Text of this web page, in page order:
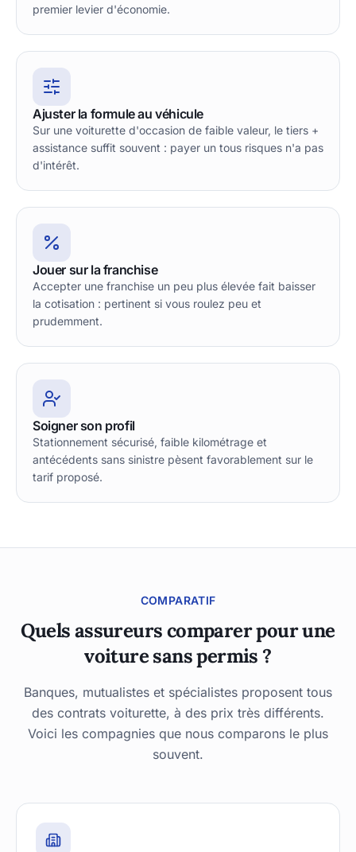
premier levier d'économie.
Ajuster la formule au véhicule
Sur une voiturette d'occasion de faible valeur, le tiers +
assistance suffit souvent : payer un tous risques n'a pas
d'intérêt.
Jouer sur la franchise
Accepter une franchise un peu plus élevée fait baisser
la cotisation : pertinent si vous roulez peu et
prudemment.
Soigner son profil
Stationnement sécurisé, faible kilométrage et
antécédents sans sinistre pèsent favorablement sur le
tarif proposé.
COMPARATIF
Quels assureurs comparer pour une
voiture sans permis ?
Banques, mutualistes et spécialistes proposent tous
des contrats voiturette, à des prix très différents.
Voici les compagnies que nous comparons le plus
souvent.